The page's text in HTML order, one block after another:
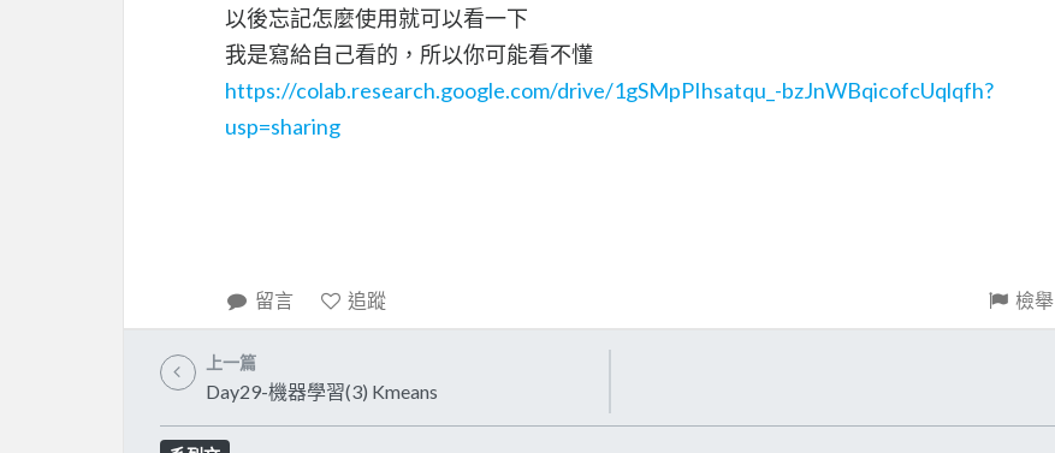
以後忘記怎麼使用就可以看一下
我是寫給自己看的，所以你可能看不懂
https://colab.research.google.com/drive/1gSMpPIhsatqu_-bzJnWBqicofcUqlqfh?
usp=sharing
留言 追蹤 檢舉
上一篇
Day29-機器學習(3) Kmeans